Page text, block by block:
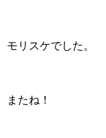
モリスケでした。
またね！